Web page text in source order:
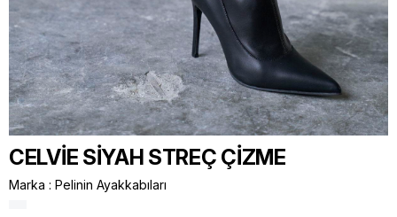
CELVİE SİYAH STREÇ ÇİZME
Marka : Pelinin Ayakkabıları